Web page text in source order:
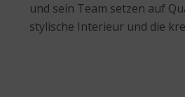
und sein Team setzen auf
stylische Interieur und die